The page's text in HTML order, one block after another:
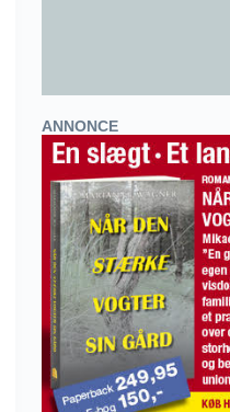
ANNONCE